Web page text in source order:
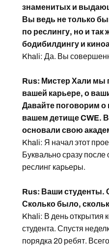
знаменитых и
Вы ведь не только
по реслингу, но и
бодибилдингу и
Khali: Да. Вы
Rus: Мистер Хали мы
вашей карьере, о
Давайте поговорим
вашем детище CWE.
основали свою
Khali: Я начал этот
Буквально сразу после
реслинг карьеры.
Rus: Ваши студенты.
Сколько было,
Khali: В день открытия
студента. Спустя
порядка 20 ребят.